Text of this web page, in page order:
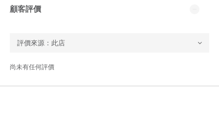
顧客評價
尚未有任何評價